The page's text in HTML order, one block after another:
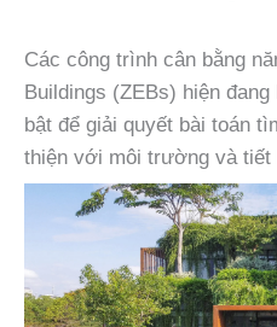
Các công trình cân bằng
Buildings (ZEBs) hiện
bật để giải quyết bài toán
thiện với môi trường và tiết